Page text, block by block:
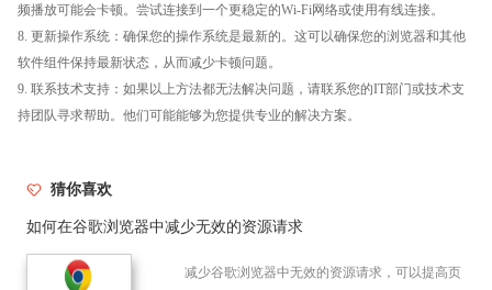
频播放可能会卡顿。尝试连接到一个更稳定的Wi-Fi网络或使用有线连接。
8. 更新操作系统：确保您的操作系统是最新的。这可以确保您的浏览器和其他
软件组件保持最新状态，从而减少卡顿问题。
9. 联系技术支持：如果以上方法都无法解决问题，请联系您的IT部门或技术支
持团队寻求帮助。他们可能能够为您提供专业的解决方案。
猜你喜欢
如何在谷歌浏览器中减少无效的资源请求
减少谷歌浏览器中无效的资源请求，可以提高页